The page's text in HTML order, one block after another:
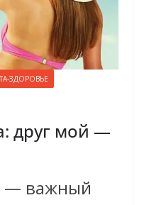
ЗДОРОВЬЕ
друг мой —
— важный